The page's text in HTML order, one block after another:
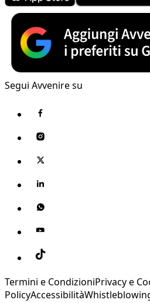
Segui Avvenire su
Termini e CondizioniPrivacy e
PolicyAccessibilità